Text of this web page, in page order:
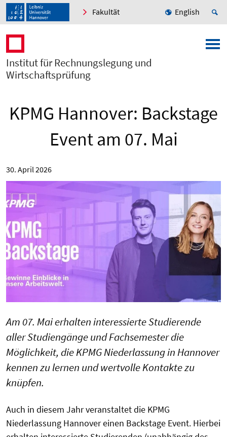
Fakultät English
Institut für Rechnungslegung und
Wirtschaftsprüfung
KPMG Hannover: Backstage
Event am 07. Mai
30. April 2026
Am 07. Mai erhalten interessierte Studierende
aller Studiengänge und Fachsemester die
Möglichkeit, die KPMG Niederlassung in Hannover
kennen zu lernen und wertvolle Kontakte zu
knüpfen.
Auch in diesem Jahr veranstaltet die KPMG
Niederlassung Hannover einen Backstage Event. Hierbei